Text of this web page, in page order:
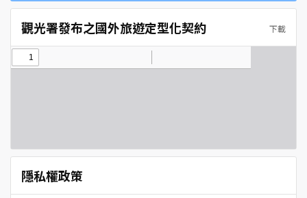
觀光署發布之國外旅遊定型化契約 下載
隱私權政策